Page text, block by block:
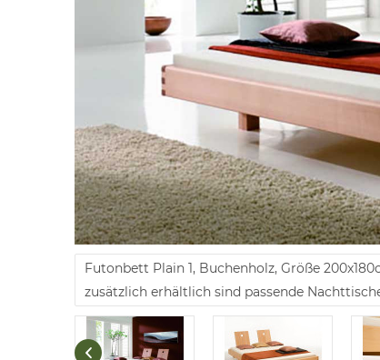
Futonbett Plain 1, Buchenholz, Größe
zusätzlich erhältlich sind passende